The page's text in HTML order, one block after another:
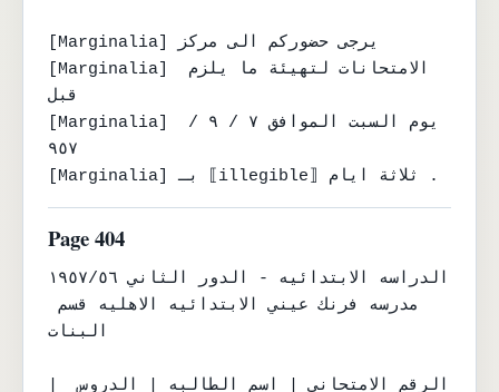
[Marginalia] يرجى حضوركم الى مركز
[Marginalia] الامتحانات لتهيئة ما يلزم
قبل
[Marginalia] يوم السبت الموافق ٧ / ٩ /
٩٥٧
[Marginalia] بـ ⟦illegible⟧ ثلاثة ايام .
Page 404
الدراسه الابتدائيه - الدور الثاني ١٩٥٧/٥٦
مدرسه فرنك عيني الابتدائيه الاهليه قسم
البنات